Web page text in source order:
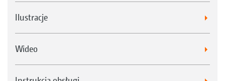
CatrosXL7003-2TS z kołami podporowymi
dzięki zamkniętej konstrukcji rdzenia wału
Zmniejszenie kosztów zużycia o połowę
wykonanym z hartowanej stali borowej
Ilustracje
Wideo